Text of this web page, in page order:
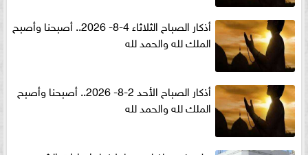
أذكار الصباح الثلاثاء 4-8- 2026.. أصبحنا وأصبح
الملك لله والحمد لله
أذكار الصباح الأحد 2-8- 2026.. أصبحنا وأصبح
الملك لله والحمد لله